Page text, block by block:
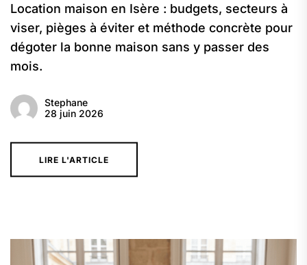
Location maison en Isère : budgets, secteurs à
viser, pièges à éviter et méthode concrète pour
dégoter la bonne maison sans y passer des
mois.
Stephane
28 juin 2026
LIRE L'ARTICLE